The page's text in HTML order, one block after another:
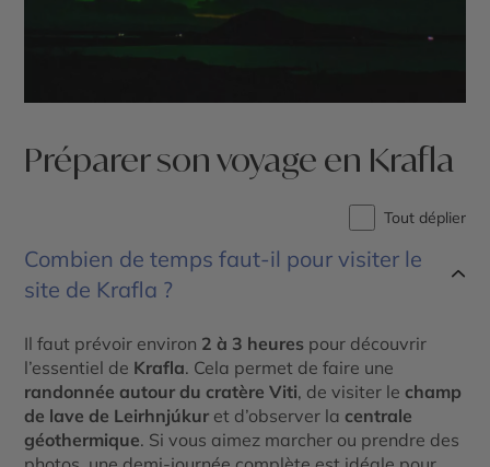
Préparer son voyage en Krafla
Tout déplier
Combien de temps faut-il pour visiter le
site de Krafla ?
Il faut prévoir environ 2 à 3 heures pour découvrir
l’essentiel de Krafla. Cela permet de faire une
randonnée autour du cratère Viti, de visiter le champ
de lave de Leirhnjúkur et d’observer la centrale
géothermique. Si vous aimez marcher ou prendre des